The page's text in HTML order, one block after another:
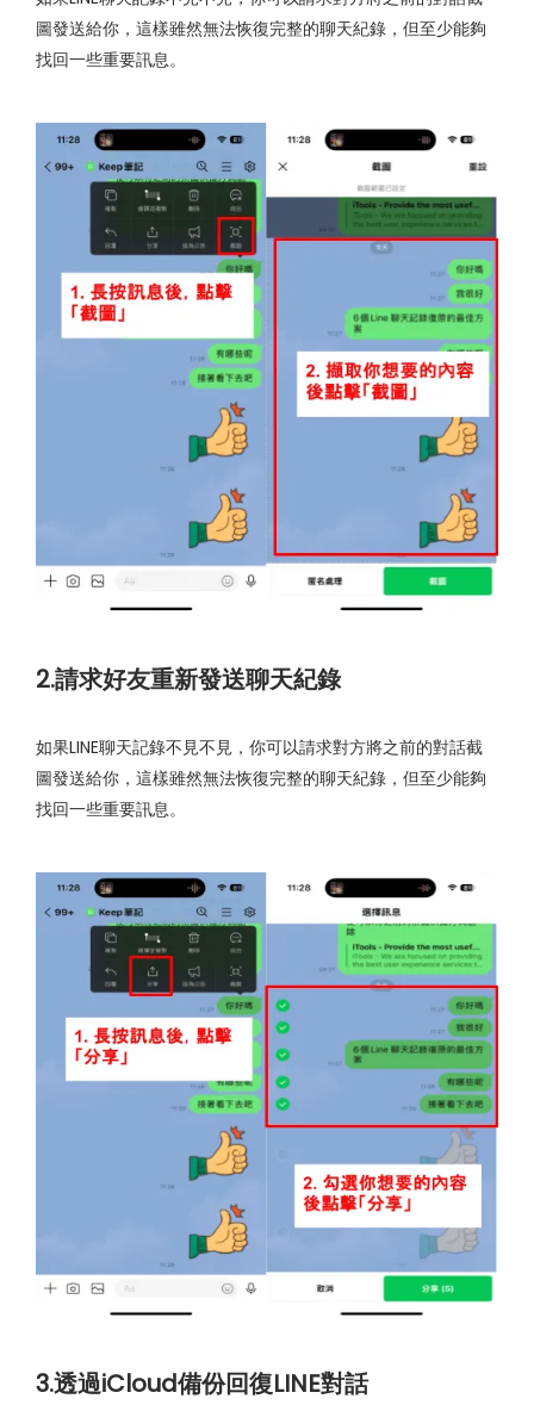
圖發送給你，這樣雖然無法恢復完整的聊天紀錄，但至少能夠
找回一些重要訊息。
2.請求好友重新發送聊天紀錄
如果LINE聊天記錄不見不見，你可以請求對方將之前的對話截
圖發送給你，這樣雖然無法恢復完整的聊天紀錄，但至少能夠
找回一些重要訊息。
3.透過iCloud備份回復LINE對話